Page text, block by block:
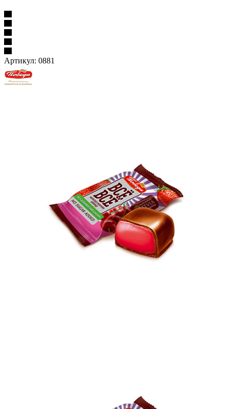
Артикул: 0881